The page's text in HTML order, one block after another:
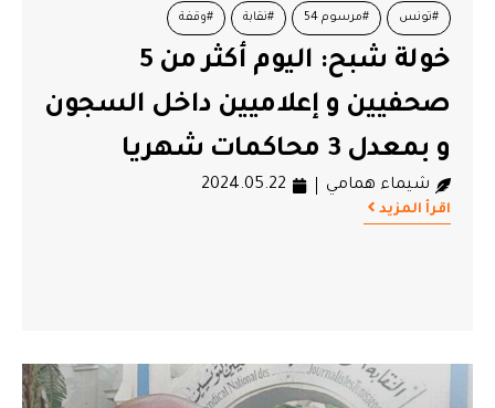
#تونس #مرسوم 54 #نقابة #وقفة
خولة شبح: اليوم أكثر من 5
صحفيين و إعلاميين داخل السجون
و بمعدل 3 محاكمات شهريا
شيماء همامي 2024.05.22
اقرأ المزيد